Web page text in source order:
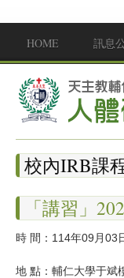
Main menu
HOME 訊息
校內IRB課
「講習」
時 間：114年09月03
地 點：輔仁大學于斌